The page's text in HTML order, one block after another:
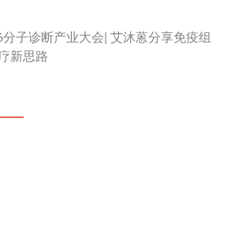
分子诊断产业大会| 艾沐蒽分享免疫组
新思路